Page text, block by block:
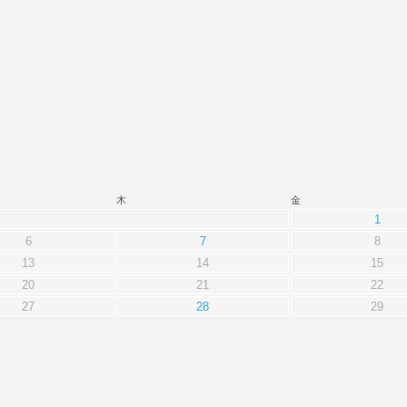
木 金
1
6
7
8
13
14
15
20
21
22
27
28 29